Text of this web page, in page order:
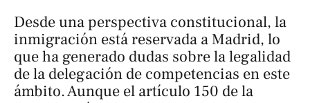
Desde una perspectiva constitucional, la
inmigración está reservada a Madrid, lo
que ha generado dudas sobre la legalidad
de la delegación de competencias en este
ámbito. Aunque el artículo 150 de la